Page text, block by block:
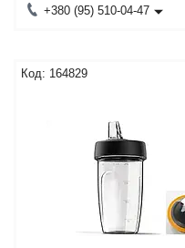
+380 (95) 510-04-47
164829